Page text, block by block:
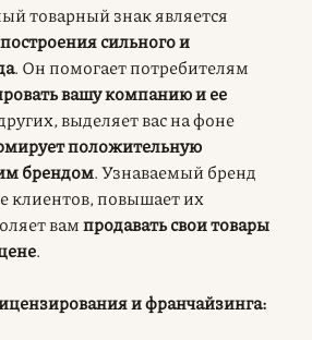
товарный знак является
сильного и
. Он помогает потребителям
вашу компанию и ее
выделяет вас на фоне
положительную
брендом. Узнаваемый бренд
клиентов, повышает их
вампродавать свои товары
.
и франчайзинга: